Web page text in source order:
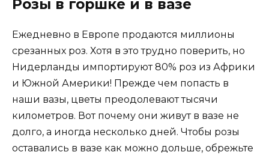
Розы в горшке и в вазе
Ежедневно в Европе продаются миллионы
срезанных роз. Хотя в это трудно поверить, но
Нидерланды импортируют 80% роз из Африки
и Южной Америки! Прежде чем попасть в
наши вазы, цветы преодолевают тысячи
километров. Вот почему они живут в вазе не
долго, а иногда несколько дней. Чтобы розы
оставались в вазе как можно дольше, обрежьте